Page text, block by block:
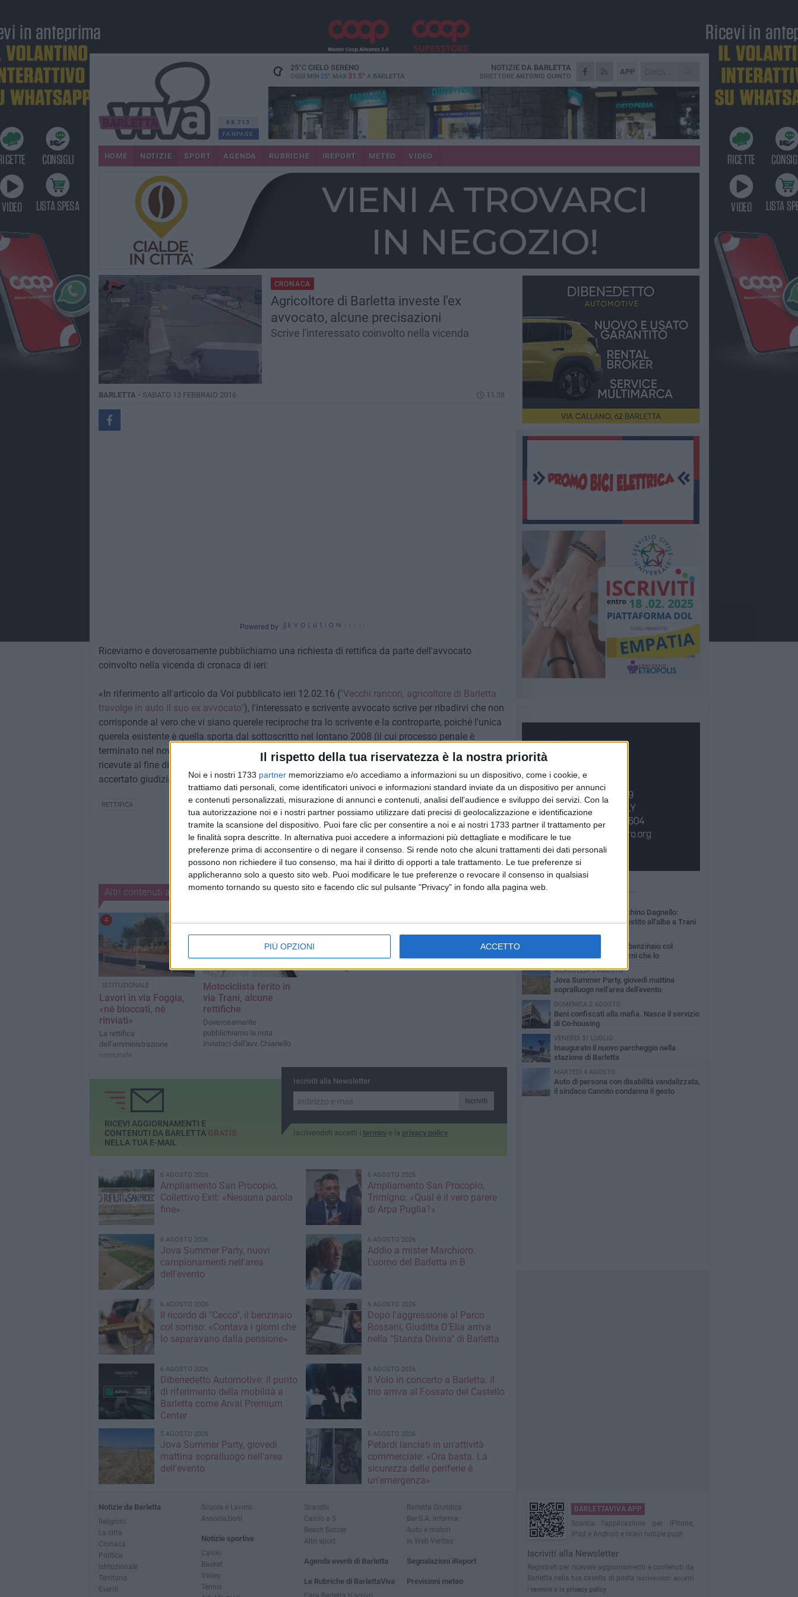
Il rispetto della tua riservatezza è la nostra priorità
Noi e i nostri 1733 partner memorizziamo e/o accediamo a informazioni su un dispositivo, come i cookie, e
trattiamo dati personali, come identificatori univoci e informazioni standard inviate da un dispositivo per annunci
e contenuti personalizzati, misurazione di annunci e contenuti, analisi dell'audience e sviluppo dei servizi. Con la
tua autorizzazione noi e i nostri partner possiamo utilizzare dati precisi di geolocalizzazione e identificazione
tramite la scansione del dispositivo. Puoi fare clic per consentire a noi e ai nostri 1733 partner il trattamento per
le finalità sopra descritte. In alternativa puoi accedere a informazioni più dettagliate e modificare le tue
preferenze prima di acconsentire o di negare il consenso. Si rende noto che alcuni trattamenti dei dati personali
possono non richiedere il tuo consenso, ma hai il diritto di opporti a tale trattamento. Le tue preferenze si
applicheranno solo a questo sito web. Puoi modificare le tue preferenze o revocare il consenso in qualsiasi
momento tornando su questo sito e facendo clic sul pulsante "Privacy" in fondo alla pagina web.
PIÙ OPZIONI ACCETTO
68.713
FANPAGE
25°CCIELO SERENO
OGGI MIN 25° MAX 31.5° A BARLETTA
APP
NOTIZIE DA BARLETTA
DIRETTORE ANTONIO QUINTO
HOME NOTIZIE SPORT AGENDA RUBRICHE IREPORT METEO VIDEO
CRONACA
Agricoltore di Barletta investe l'ex
avvocato, alcune precisazioni
Scrive l'interessato coinvolto nella vicenda
BARLETTA - SABATO 13 FEBBRAIO 2016 11.38
Powered by
Riceviamo e doverosamente pubblichiamo una richiesta di rettifica da parte dell'avvocato
coinvolto nella vicenda di cronaca di ieri:
«In riferimento all'articolo da Voi pubblicato ieri 12.02.16 ("Vecchi rancori, agricoltore di Barletta
travolge in auto il suo ex avvocato"), l'interessato e scrivente avvocato scrive per ribadirvi che non
corrisponde al vero che vi siano querele reciproche tra lo scrivente e la controparte, poiché l'unica
querela esistente è quella sporta dal sottoscritto nel lontano 2008 (il cui processo penale è
terminato nel novembre 2015) nei confronti dell'agricoltore per le minacce di morte da questi
ricevute al fine di farlo desistere dal riscuotere il credito professionale vantato nei suoi riguardi ed
accertato giudizialmente».
RETTIFICA
Altri contenuti a tema
4
ISTITUZIONALE
Lavori in via Foggia,
«né bloccati, né
rinviati»
La rettifica
dell'amministrazione
comunale
Motociclista ferito in
via Trani, alcune
rettifiche
Doverosamente
pubblichiamo la nota
inviataci dall'avv. Chiariello
Pubblichiamo una
Il testo integrale
Iscriviti alla Newsletter
Iscriviti
Iscrivendoti accetti i termini e la privacy policy
RICEVI AGGIORNAMENTI E
CONTENUTI DA BARLETTA GRATIS
NELLA TUA E-MAIL
6 AGOSTO 2026
Ampliamento San Procopio,
Collettivo Exit: «Nessuna parola
fine»
6 AGOSTO 2026
Ampliamento San Procopio,
Trimigno: «Qual è il vero parere
di Arpa Puglia?»
6 AGOSTO 2026
Jova Summer Party, nuovi
campionamenti nell'area
dell'evento
6 AGOSTO 2026
Addio a mister Marchioro.
L'uomo del Barletta in B
6 AGOSTO 2026
Il ricordo di "Cecco", il benzinaio
col sorriso: «Contava i giorni che
lo separavano dalla pensione»
6 AGOSTO 2026
Dopo l'aggressione al Parco
Rossani, Giuditta D'Elia arriva
nella "Stanza Divina" di Barletta
6 AGOSTO 2026
Dibenedetto Automotive: il punto
di riferimento della mobilità a
Barletta come Arval Premium
Center
6 AGOSTO 2026
Il Volo in concerto a Barletta: il
trio arriva al Fossato del Castello
5 AGOSTO 2026
Jova Summer Party, giovedì
mattina sopralluogo nell'area
dell'evento
5 AGOSTO 2026
Petardi lanciati in un'attività
commerciale: «Ora basta. La
sicurezza delle periferie è
un'emergenza»
PIÙ LETTI QUESTA SETTIMANA
Barletta piange Gioacchino Dagnello:
64enne barlettano investito all'alba a Trani
GIOVEDÌ 6 AGOSTO
Il ricordo di "Cecco", il benzinaio col
sorriso: «Contava i giorni che lo
MERCOLEDÌ 5 AGOSTO
Jova Summer Party, giovedì mattina
sopralluogo nell'area dell'evento
DOMENICA 2 AGOSTO
Beni confiscati alla mafia. Nasce il servizio
di Co-housing
VENERDÌ 31 LUGLIO
Inaugurato il nuovo parcheggio nella
stazione di Barletta
MARTEDÌ 4 AGOSTO
Auto di persona con disabilità vandalizzata,
il sindaco Cannito condanna il gesto
Notizie da Barletta
Religioni
La città
Cronaca
Politica
Istituzionale
Territorio
Eventi
Scuola e Lavoro
Associazioni
Notizie sportive
Calcio
Basket
Volley
Tennis
Scacchi
Calcio a 5
Beach Soccer
Altri sport
Agenda eventi di Barletta
Le Rubriche di BarlettaViva
Barletta Giuridica
Bar.S.A. informa
Auto e motori
In Web Veritas
Segnalazioni iReport
Previsioni meteo
BARLETTAVIVA APP
Scarica l'applicazione per iPhone,
iPad e Android e ricevi notizie push
Iscriviti alla Newsletter
Registrati per ricevere aggiornamenti e contenuti da
Barletta nella tua casella di posta
Iscrivendoti accetti
i termini e la privacy policy